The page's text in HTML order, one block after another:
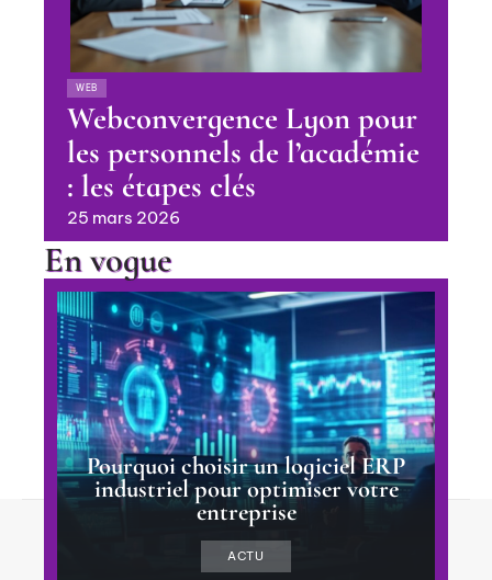
WEB
Webconvergence Lyon pour
les personnels de l’académie
: les étapes clés
25 mars 2026
En vogue
Pourquoi choisir un logiciel ERP
industriel pour optimiser votre
entreprise
ACTU
© 2025 | transtec.fr
Mentions Légales